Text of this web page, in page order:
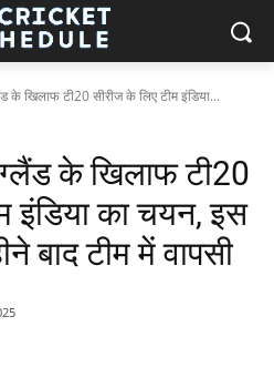
के खिलाफ टी20 सीरीज के लिए टीम इंडिया...
के खिलाफ टी20
इंडिया का चयन, इस
बाद टीम में वापसी